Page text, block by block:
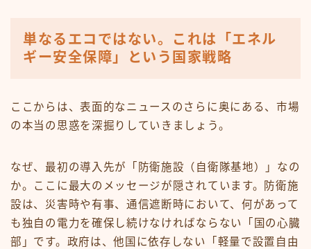
単なるエコではない。これは「エネル
ギー安全保障」という国家戦略
ここからは、表面的なニュースのさらに奥にある、市場
の本当の思惑を深掘りしていきましょう。
なぜ、最初の導入先が「防衛施設（自衛隊基地）」なの
か。ここに最大のメッセージが隠されています。防衛施
設は、災害時や有事、通信遮断時において、何があって
も独自の電力を確保し続けなければならない「国の心臓
部」です。政府は、他国に依存しない「軽量で設置自由